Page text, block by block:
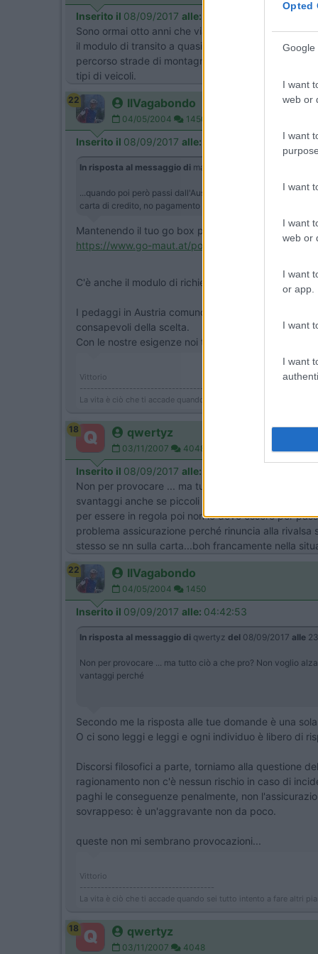
Opted
Google
I want
web or
I want
I want
I want
web or
I want
or app.
I want
I want
Inserito il 08/09/2017 alle:
Sono ormai otto anni che viaggio in europa con
il modulo di transito a quasi un anno di distanza,
percorso strade di montagna e non ho avuto
tipi di veicoli.
22 IlVagabondo
04/05/2004 1450
Inserito il 08/09/2017 alle:
In risposta al messaggio di maomig
...quando poi però passi dall'Austria tutto questo idillio
carta di credito, no pagamento via internet).
Mantenendo il tuo go box puoi richiedere il go direkt
https://www.go-maut.at/portal/p...
C'è anche il modulo di richiesta per camper.
I pedaggi in Austria comunque sono cari, ma alla
consapevoli della scelta.
Con le nostre esigenze noi troviamo più vantaggi
Vittorio
--------------------------------------
La vita è ciò che ti accade quando sei tutto intento a fare altri
18 qwertyz
03/11/2007 4048
Inserito il 08/09/2017 alle:
Non per provocare ... ma tutto ciò a che pro? Non
svantaggi anche se piccoli , che vantaggi perché
per essere in regola poi non lo devo essere per
problema assicurazione perché rinuncia alla
stesso se nn sulla carta...boh francamente nella
22 IlVagabondo
04/05/2004 1450
Inserito il 09/09/2017 alle: 04:42:53
In risposta al messaggio di qwertyz del 08/09/2017 alle
Non per provocare ... ma tutto ciò a che pro? Non voglio
vantaggi perché
Secondo me la risposta alle tue domande è una
O ci sono leggi e leggi e ogni individuo è libero di
Discorsi filosofici a parte, torniamo alla questione
ragionamento non c'è nessun rischio in caso di
paghi le conseguenze penalmente, non
sovrappeso: è un'aggravante non da poco.
queste non mi sembrano provocazioni...
Vittorio
--------------------------------------
La vita è ciò che ti accade quando sei tutto intento a fare altri
18 qwertyz
03/11/2007 4048